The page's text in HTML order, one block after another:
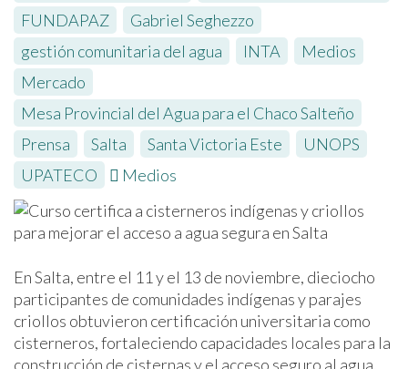
FUNDAPAZ
Gabriel Seghezzo
gestión comunitaria del agua
INTA Medios
Mercado
Mesa Provincial del Agua para el Chaco Salteño
Prensa
Salta Santa Victoria Este UNOPS
UPATECO
Medios
En Salta, entre el 11 y el 13 de noviembre, dieciocho
participantes de comunidades indígenas y parajes
criollos obtuvieron certificación universitaria como
cisterneros, fortaleciendo capacidades locales para la
construcción de cisternas y el acceso seguro al agua,